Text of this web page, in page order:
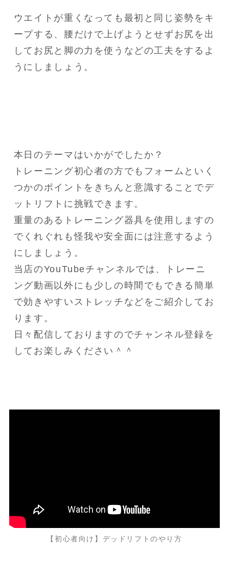
ウエイトが重くなっても最初と同じ姿勢をキ
ープする、腰だけで上げようとせずお尻を出
してお尻と脚の力を使うなどの工夫をするよ
うにしましょう。
本日のテーマはいかがでしたか？
トレーニング初心者の方でもフォームといく
つかのポイントをきちんと意識することでデ
ットリフトに挑戦できます。
重量のあるトレーニング器具を使用しますの
でくれぐれも怪我や安全面には注意するよう
にしましょう。
当店のYouTubeチャンネルでは、トレーニ
ング動画以外にも少しの時間でもできる簡単
で効きやすいストレッチなどをご紹介してお
ります。
日々配信しておりますのでチャンネル登録を
【初心者向け】デッドリフトのやり方